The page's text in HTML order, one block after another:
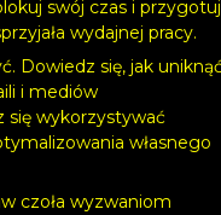
swój czas i przygotuj
wydajnej pracy.
Dowiedz się, jak
i mediów
się wykorzystywać
własnego
czoła wyzwaniom